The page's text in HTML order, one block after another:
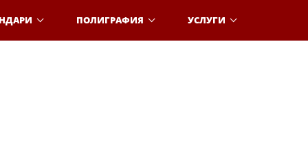
ПОЛИГРАФИЯ УСЛУГИ